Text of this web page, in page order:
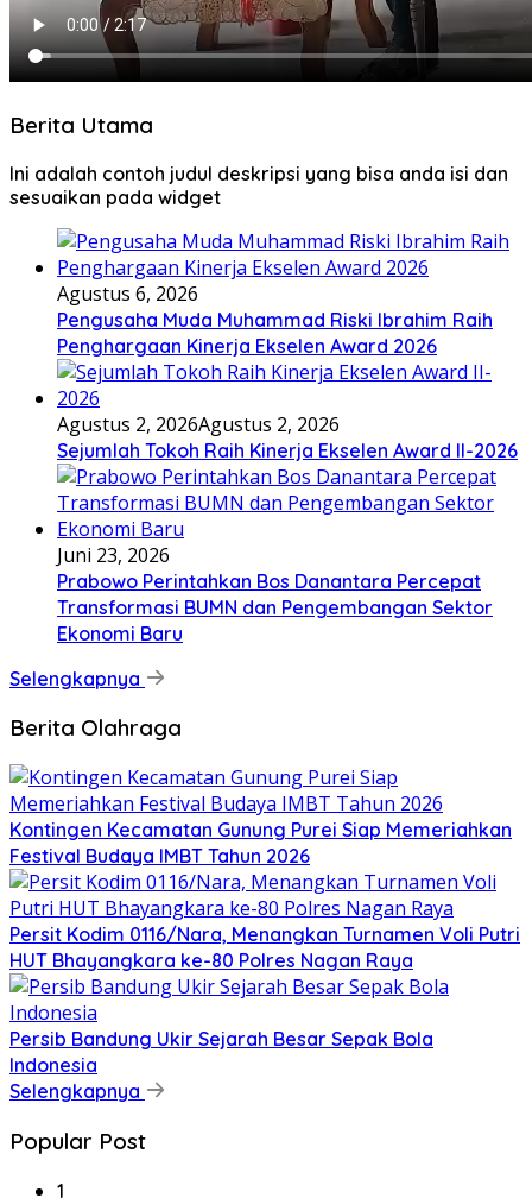
Berita Utama
Ini adalah contoh judul deskripsi yang bisa anda isi dan
sesuaikan pada widget
Agustus 6, 2026
Pengusaha Muda Muhammad Riski Ibrahim Raih
Penghargaan Kinerja Ekselen Award 2026
Agustus 2, 2026Agustus 2, 2026
Sejumlah Tokoh Raih Kinerja Ekselen Award II-2026
Juni 23, 2026
Prabowo Perintahkan Bos Danantara Percepat
Transformasi BUMN dan Pengembangan Sektor
Ekonomi Baru
Selengkapnya
Berita Olahraga
Kontingen Kecamatan Gunung Purei Siap Memeriahkan
Festival Budaya IMBT Tahun 2026
Persit Kodim 0116/Nara, Menangkan Turnamen Voli Putri
HUT Bhayangkara ke-80 Polres Nagan Raya
Persib Bandung Ukir Sejarah Besar Sepak Bola
Indonesia
Selengkapnya
Popular Post
1